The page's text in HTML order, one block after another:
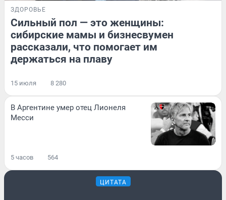
ЗДОРОВЬЕ
Сильный пол — это женщины:
сибирские мамы и бизнесвумен
рассказали, что помогает им
держаться на плаву
15 июля 8 280
В Аргентине умер отец Лионеля
Месси
5 часов 564
ЦИТАТА